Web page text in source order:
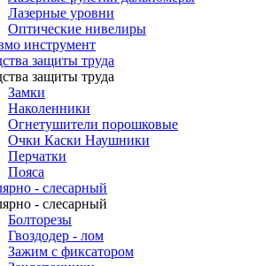
Лазерные уровни
Оптические нивелиры
инструмент
защиты труда
защиты труда
Замки
Наколенники
Огнетушители порошковые
Очки Каски Наушники
Перчатки
Пояса
- слесарный
- слесарный
Болторезы
Гвоздодер - лом
Зажим с фиксатором